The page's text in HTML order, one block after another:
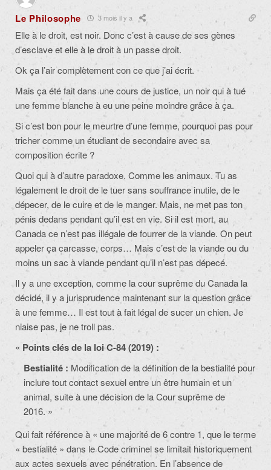
Le Philosophe 3 mois il y a
Elle à le droit, est noir. Donc c’est à cause de ses gènes
d’esclave et elle à le droit à un passe droit.
Ok ça l’air complètement con ce que j’ai écrit.
Mais ça été fait dans une cours de justice, un noir qui à tué
une femme blanche à eu une peine moindre grâce à ça.
Si c’est bon pour le meurtre d’une femme, pourquoi pas pour
tricher comme un étudiant de secondaire avec sa
composition écrite ?
Quoi qui à d’autre paradoxe. Comme les animaux. Tu as
légalement le droit de le tuer sans souffrance inutile, de le
dépecer, de le cuire et de le manger. Mais, ne met pas ton
pénis dedans pendant qu’il est en vie. Si il est mort, au
Canada ce n’est pas illégale de fourrer de la viande. On peut
appeler ça carcasse, corps… Mais c’est de la viande ou du
moins un sac à viande pendant qu’il n’est pas dépecé.
Il y a une exception, comme la cour suprême du Canada la
décidé, il y a jurisprudence maintenant sur la question grâce
à une femme… Il est tout à fait légal de sucer un chien. Je
niaise pas, je ne troll pas.
« Points clés de la loi C-84 (2019) :
Bestialité : Modification de la définition de la bestialité pour
inclure tout contact sexuel entre un être humain et un
animal, suite à une décision de la Cour suprême de
2016. »
Qui fait référence à « une majorité de 6 contre 1, que le terme
« bestialité » dans le Code criminel se limitait historiquement
aux actes sexuels avec pénétration. En l’absence de